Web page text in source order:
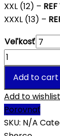
XXL (12) – REF
XXXL (13) –
Veľkosť
Quantity
Add to cart
Add to wishlist
Porovnať
SKU: N/A